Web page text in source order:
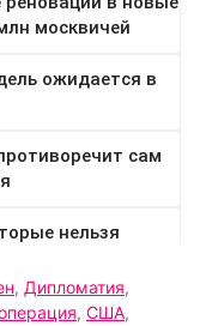
, Дипломатия,
, США,